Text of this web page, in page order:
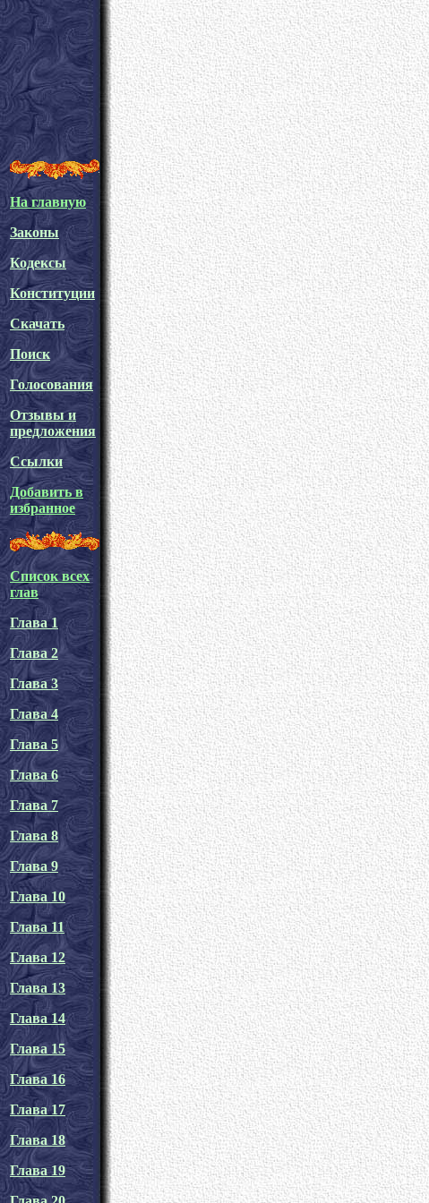
На главную
Законы
Кодексы
Конституции
Скачать
Поиск
Голосования
Отзывы и
предложения
Ссылки
Добавить в
избранное
Список всех
глав
Глава 1
Глава 2
Глава 3
Глава 4
Глава 5
Глава 6
Глава 7
Глава 8
Глава 9
Глава 10
Глава 11
Глава 12
Глава 13
Глава 14
Глава 15
Глава 16
Глава 17
Глава 18
Глава 19